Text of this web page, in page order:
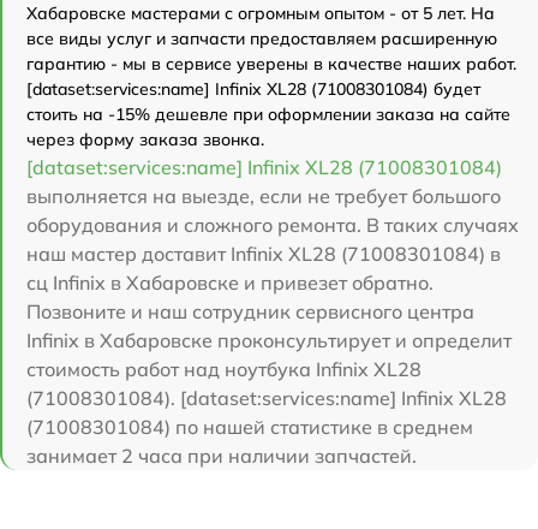
Хабаровске мастерами с огромным опытом - от 5 лет. На
все виды услуг и запчасти предоставляем расширенную
гарантию - мы в сервисе уверены в качестве наших работ.
[dataset:services:name] Infinix XL28 (71008301084) будет
стоить на -15% дешевле при оформлении заказа на сайте
через форму заказа звонка.
[dataset:services:name] Infinix XL28 (71008301084)
выполняется на выезде, если не требует большого
оборудования и сложного ремонта. В таких случаях
наш мастер доставит Infinix XL28 (71008301084) в
сц Infinix в Хабаровске и привезет обратно.
Позвоните и наш сотрудник сервисного центра
Infinix в Хабаровске проконсультирует и определит
стоимость работ над ноутбука Infinix XL28
(71008301084). [dataset:services:name] Infinix XL28
(71008301084) по нашей статистике в среднем
занимает 2 часа при наличии запчастей.